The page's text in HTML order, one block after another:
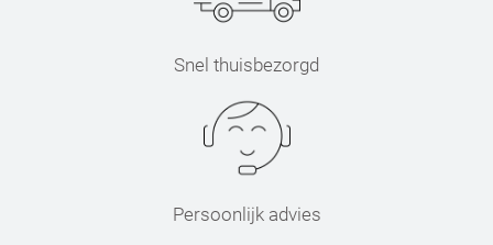
Snel thuisbezorgd
Persoonlijk advies